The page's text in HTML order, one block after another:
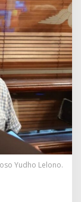
Yudho Lelono.